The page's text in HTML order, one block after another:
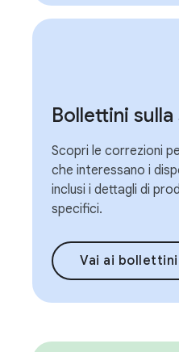
Bollettini
Scopri le correzioni
che interessano i
inclusi i dettagli di
specifici.
Vai ai